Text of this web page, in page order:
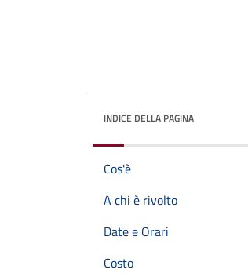
INDICE DELLA PAGINA
Cos'è
A chi è rivolto
Date e Orari
Costo